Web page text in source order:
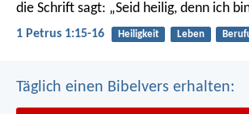
die Schrift sagt: „Seid heilig, denn ich
1 Petrus 1:15-16 Heiligkeit Leben
Täglich einen Bibelvers erhalten: